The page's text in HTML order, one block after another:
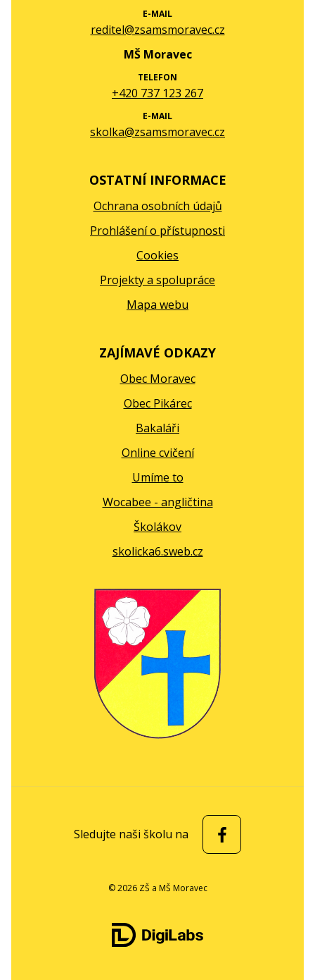
E-MAIL
reditel@zsamsmoravec.cz
MŠ Moravec
TELEFON
+420 737 123 267
E-MAIL
skolka@zsamsmoravec.cz
OSTATNÍ INFORMACE
Ochrana osobních údajů
Prohlášení o přístupnosti
Cookies
Projekty a spolupráce
Mapa webu
ZAJÍMAVÉ ODKAZY
Obec Moravec
Obec Pikárec
Bakaláři
Online cvičení
Umíme to
Wocabee - angličtina
Školákov
skolicka6.sweb.cz
© 2026 ZŠ a MŠ Moravec
Sledujte naši školu na